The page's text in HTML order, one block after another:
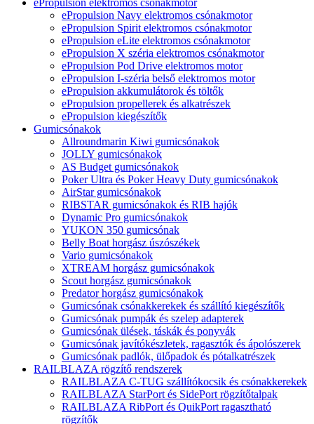
ePropulsion Navy elektromos csónakmotor
ePropulsion Spirit elektromos csónakmotor
ePropulsion eLite elektromos csónakmotor
ePropulsion X széria elektromos csónakmotor
ePropulsion Pod Drive elektromos motor
ePropulsion I-széria belső elektromos motor
ePropulsion akkumulátorok és töltők
ePropulsion propellerek és alkatrészek
ePropulsion kiegészítők
Gumicsónakok
Allroundmarin Kiwi gumicsónakok
JOLLY gumicsónakok
AS Budget gumicsónakok
Poker Ultra és Poker Heavy Duty gumicsónakok
AirStar gumicsónakok
RIBSTAR gumicsónakok és RIB hajók
Dynamic Pro gumicsónakok
YUKON 350 gumicsónak
Belly Boat horgász úszószékek
Vario gumicsónakok
XTREAM horgász gumicsónakok
Scout horgász gumicsónakok
Predator horgász gumicsónakok
Gumicsónak csónakkerekek és szállító kiegészítők
Gumicsónak pumpák és szelep adapterek
Gumicsónak ülések, táskák és ponyvák
Gumicsónak javítókészletek, ragasztók és ápolószerek
Gumicsónak padlók, ülőpadok és pótalkatrészek
RAILBLAZA rögzítő rendszerek
RAILBLAZA C-TUG szállítókocsik és csónakkerekek
RAILBLAZA StarPort és SidePort rögzítőtalpak
RAILBLAZA RibPort és QuikPort ragasztható
rögzítők